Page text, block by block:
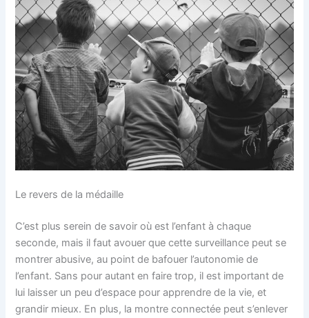
Le revers de la médaille
C’est plus serein de savoir où est l’enfant à chaque
seconde, mais il faut avouer que cette surveillance peut se
montrer abusive, au point de bafouer l’autonomie de
l’enfant. Sans pour autant en faire trop, il est important de
lui laisser un peu d’espace pour apprendre de la vie, et
grandir mieux. En plus, la montre connectée peut s’enlever